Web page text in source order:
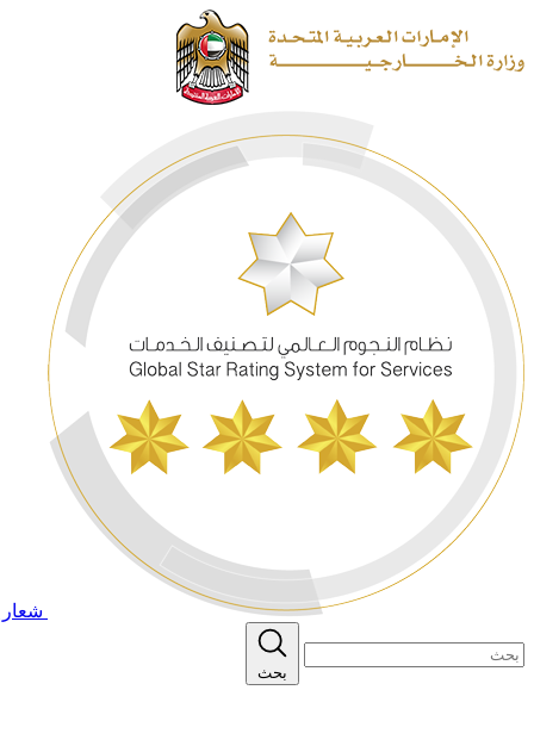
شعار
بحث